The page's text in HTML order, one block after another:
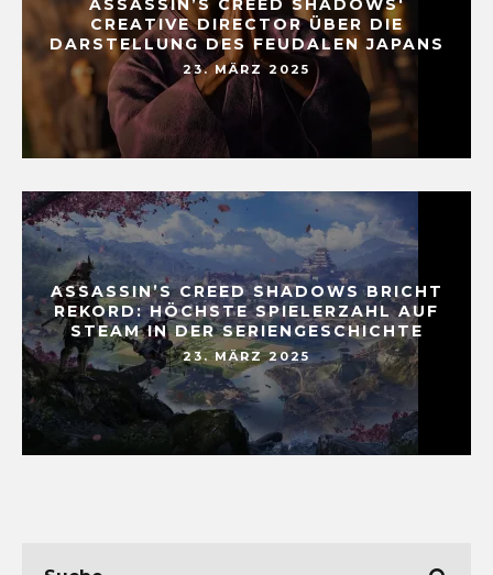
ASSASSIN’S CREED SHADOWS‘
CREATIVE DIRECTOR ÜBER DIE
DARSTELLUNG DES FEUDALEN JAPANS
23. MÄRZ 2025
ASSASSIN’S CREED SHADOWS BRICHT
REKORD: HÖCHSTE SPIELERZAHL AUF
STEAM IN DER SERIENGESCHICHTE
23. MÄRZ 2025